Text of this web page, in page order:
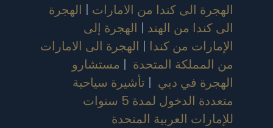
الهجرة الى كندا من الامارات | الهجرة
الى كندا من الهند | الهجرة إلى
الإمارات من كندا | الهجرة الى الامارات
من المملكة المتحدة | مستشارو
الهجرة في دبي | تأشيرة سياحية
متعددة الدخول لمدة 5 سنوات
للإمارات العربية المتحدة